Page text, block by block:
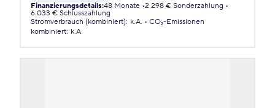
Finanzierungsdetails:48 Monate 2.298 € Sonderzahlung
6.033 € Schlusszahlung
Stromverbrauch (kombiniert): k.A.
CO₂-Emissionen
kombiniert: k.A.